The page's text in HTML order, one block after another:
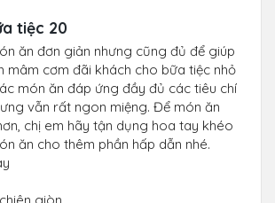
tiệc 20
ăn đơn giản nhưng cũng đủ để giúp
mâm cơm đãi khách cho bữa tiệc nhỏ
món ăn đáp ứng đầy đủ các tiêu chí
vẫn rất ngon miệng. Để món ăn
chị em hãy tận dụng hoa tay khéo
ăn cho thêm phần hấp dẫn nhé.
giòn